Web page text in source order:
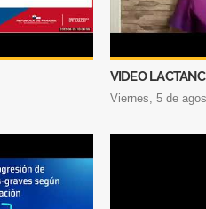
VIDEO
viernes, 5 de